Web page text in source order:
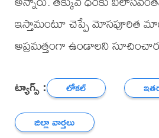
ఇస్తామంటూ చెప్పే మోసపూరిత
అప్రమత్తంగా ఉండాలని
ట్యాగ్స్ : లోకల్
జిల్లా వార్తలు